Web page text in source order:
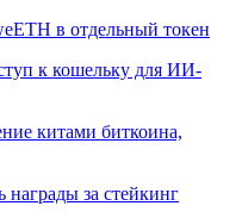
в отдельный токен
к кошельку для ИИ-
китами биткоина,
награды за стейкинг